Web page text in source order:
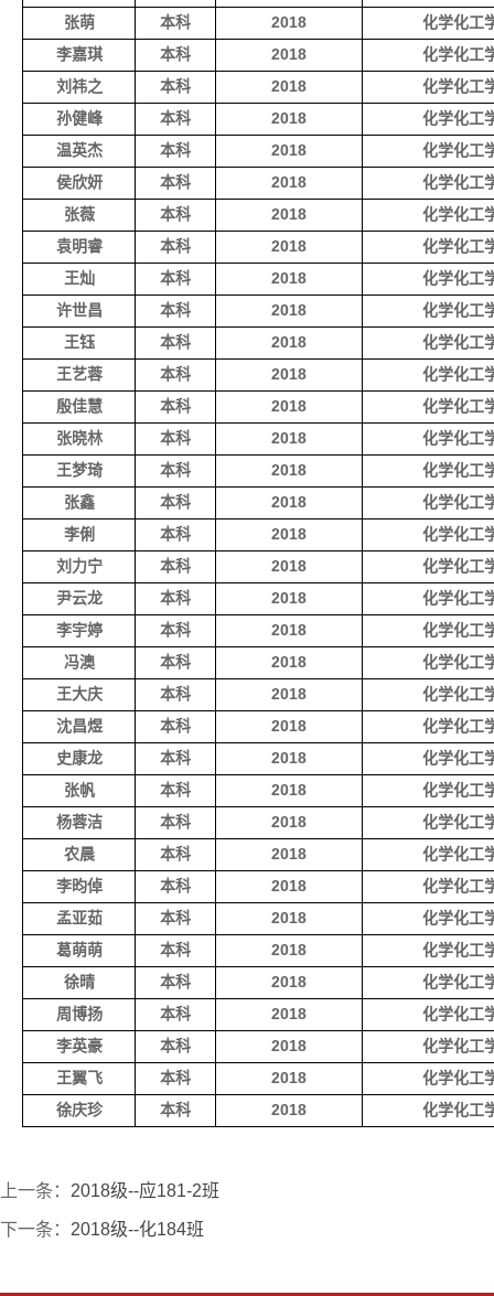
张萌
本科 2018
化学化工
李嘉琪
本科 2018
化学化工
刘祎之
本科 2018
化学化工
孙健峰
本科 2018
化学化工
温英杰
本科 2018
化学化工
侯欣妍
本科 2018
化学化工
张薇
本科 2018
化学化工
袁明睿
本科 2018
化学化工
王灿
本科 2018
化学化工
许世昌
本科 2018
化学化工
王钰
本科 2018
化学化工
王艺蓉
本科 2018
化学化工
殷佳慧
本科 2018
化学化工
张晓林
本科 2018
化学化工
王梦琦
本科 2018
化学化工
张鑫
本科 2018
化学化工
李俐
本科 2018
化学化工
刘力宁
本科 2018
化学化工
尹云龙
本科 2018
化学化工
李宇婷
本科 2018
化学化工
冯澳
本科 2018
化学化工
王大庆
本科 2018
化学化工
沈昌煜
本科 2018
化学化工
史康龙
本科 2018
化学化工
张帆
本科 2018
化学化工
杨蓉洁
本科 2018
化学化工
农晨
本科 2018
化学化工
李昀倬
本科 2018
化学化工
孟亚茹
本科 2018
化学化工
葛萌萌
本科 2018
化学化工
徐晴
本科 2018
化学化工
周博扬
本科 2018
化学化工
李英豪
本科 2018
化学化工
王翼飞
本科 2018
化学化工
徐庆珍
本科 2018 化学化工
上一条： 2018级--应181-2班
下一条： 2018级--化184班